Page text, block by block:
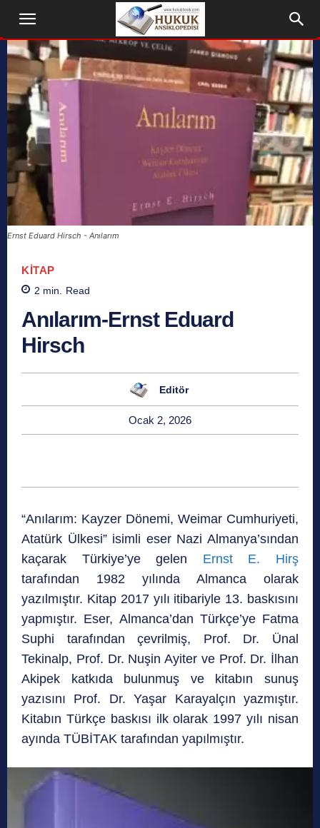
Ernst Eduard Hirsch - Anılarım
KITAP
2 min. Read
Anılarım-Ernst Eduard
Hirsch
Editör
Ocak 2, 2026
“Anılarım: Kayzer Dönemi, Weimar Cumhuriyeti,
Atatürk Ülkesi” isimli eser Nazi Almanya’sından
kaçarak Türkiye’ye gelen Ernst E. Hirş
tarafından 1982 yılında Almanca olarak
yazılmıştır. Kitap 2017 yılı itibariyle 13. baskısını
yapmıştır. Eser, Almanca’dan Türkçe’ye Fatma
Suphi tarafından çevrilmiş, Prof. Dr. Ünal
Tekinalp, Prof. Dr. Nuşin Ayiter ve Prof. Dr. İlhan
Akipek katkıda bulunmuş ve kitabın sunuş
yazısını Prof. Dr. Yaşar Karayalçın yazmıştır.
Kitabın Türkçe baskısı ilk olarak 1997 yılı nisan
ayında TÜBİTAK tarafından yapılmıştır.